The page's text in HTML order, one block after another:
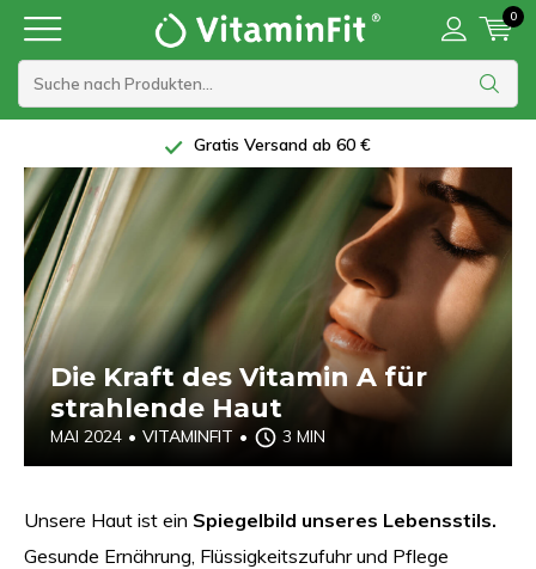
0
Gratis Versand ab 60 €
Die Kraft des Vitamin A für
strahlende Haut
MAI 2024 • VITAMINFIT • 3 MIN
Unsere Haut ist ein Spiegelbild unseres Lebensstils.
Gesunde Ernährung, Flüssigkeitszufuhr und Pflege